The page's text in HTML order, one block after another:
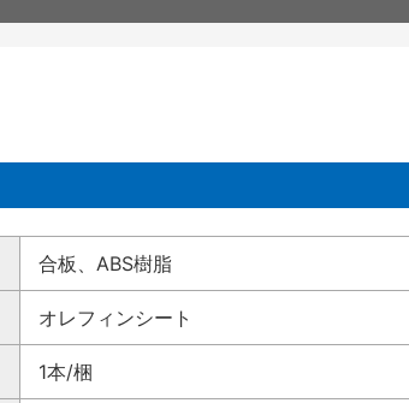
合板、ABS樹脂
オレフィンシート
1本/梱